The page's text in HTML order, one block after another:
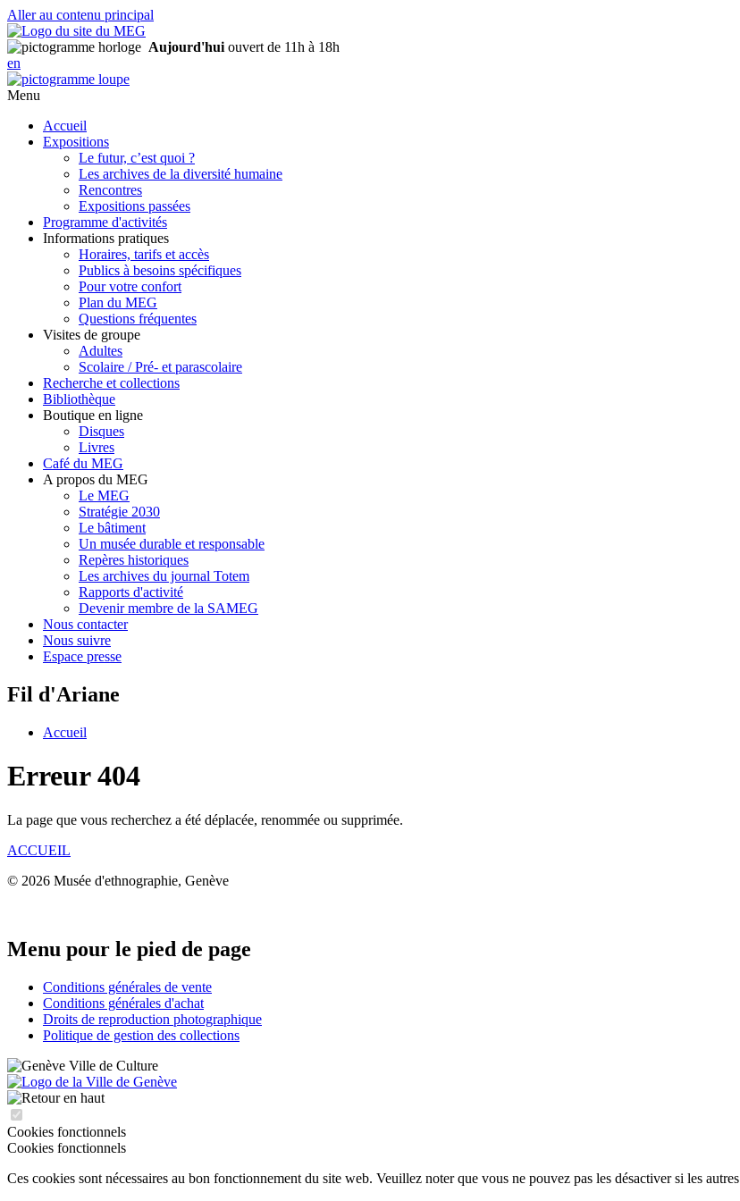
Aller au contenu principal
Aujourd'hui ouvert de 11h à 18h
en
Menu
Accueil
Expositions
Le futur, c’est quoi ?
Les archives de la diversité humaine
Rencontres
Expositions passées
Programme d'activités
Informations pratiques
Horaires, tarifs et accès
Publics à besoins spécifiques
Pour votre confort
Plan du MEG
Questions fréquentes
Visites de groupe
Adultes
Scolaire / Pré- et parascolaire
Recherche et collections
Bibliothèque
Boutique en ligne
Disques
Livres
Café du MEG
A propos du MEG
Le MEG
Stratégie 2030
Le bâtiment
Un musée durable et responsable
Repères historiques
Les archives du journal Totem
Rapports d'activité
Devenir membre de la SAMEG
Nous contacter
Nous suivre
Espace presse
Fil d'Ariane
Accueil
Erreur 404
La page que vous recherchez a été déplacée, renommée ou supprimée.
ACCUEIL
© 2026 Musée d'ethnographie, Genève
Menu pour le pied de page
Conditions générales de vente
Conditions générales d'achat
Droits de reproduction photographique
Politique de gestion des collections
Cookies fonctionnels
Cookies fonctionnels
Ces cookies sont nécessaires au bon fonctionnement du site web. Veuillez noter que vous ne pouvez pas les désactiver si les